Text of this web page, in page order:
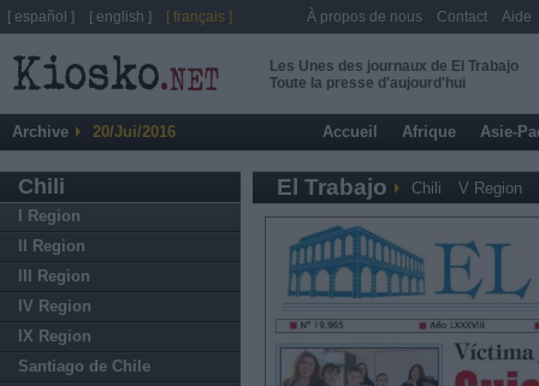
Les Unes des journaux de El Trabajo
Toute la presse d'aujourd'hui
Archive 20/Jui/2016 Accueil Afrique Asie-
Chili
I Region
II Region
III Region
IV Region
IX Region
Santiago de Chile
El Trabajo Chili V Region
[ español ] [ english ] [ français ] À propos de nous Contact Aide